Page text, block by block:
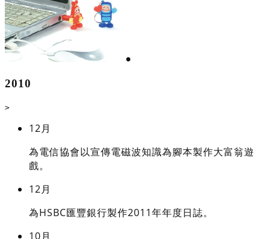
●
2010
>
12月
為電信協會以宣傳電磁波知識為腳本製作大富翁遊
戲。
12月
為HSBC匯豐銀行製作2011年年度日誌。
10月